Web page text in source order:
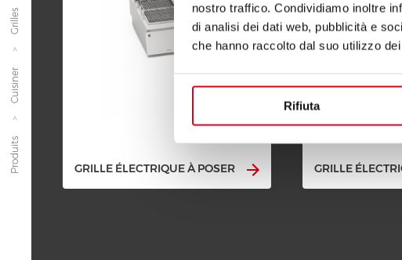
nostro traffico. Condividiamo inoltre
di analisi dei dati web, pubblicità e
che hanno raccolto dal suo utilizzo
Rifiuta
Produits
Cuisiner
Grilles
GRILLE ÉLECTRIQUE À POSER GRILLE